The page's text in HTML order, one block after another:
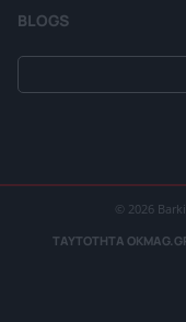
BLOGS
© 2026
ΤΑΥΤΟΤΗΤΑ